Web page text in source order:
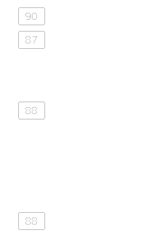
90
87
88
88